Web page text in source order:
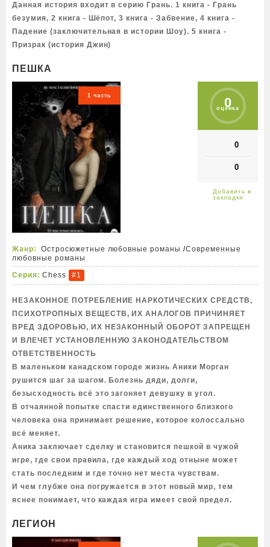
Данная история входит в серию Грань. 1 книга - Грань
безумия, 2 книга - Шёпот, 3 книга - Забвение, 4 книга -
Падение (заключительная в истории Шоу). 5 книга -
Призрак (история Джин)
ПЕШКА
1 часть 0
оценка
0
0
Жанр: Остросюжетные любовные романы /Современные
любовные романы
Серия: Chess #1
НЕЗАКОННОЕ ПОТРЕБЛЕНИЕ НАРКОТИЧЕСКИХ СРЕДСТВ,
ПСИХОТРОПНЫХ ВЕЩЕСТВ, ИХ АНАЛОГОВ ПРИЧИНЯЕТ
ВРЕД ЗДОРОВЬЮ, ИХ НЕЗАКОННЫЙ ОБОРОТ ЗАПРЕЩЕН
И ВЛЕЧЕТ УСТАНОВЛЕННУЮ ЗАКОНОДАТЕЛЬСТВОМ
ОТВЕТСТВЕННОСТЬ
В маленьком канадском городе жизнь Аники Морган
рушится шаг за шагом. Болезнь дяди, долги,
безысходность всё это загоняет девушку в угол.
В отчаянной попытке спасти единственного близкого
человека она принимает решение, которое колоссально
всё меняет.
Аника заключает сделку и становится пешкой в чужой
игре, где свои правила, где каждый ход отныне может
стать последним и где точно нет места чувствам.
И чем глубже она погружается в этот новый мир, тем
яснее понимает, что каждая игра имеет свой предел.
ЛЕГИОН